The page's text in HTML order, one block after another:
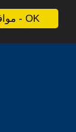
موافق - OK